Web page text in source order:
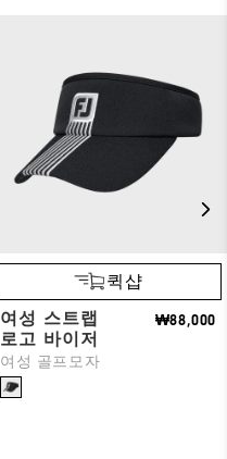
퀵샵
여성 스트랩
로고 바이저
여성 골프모자
₩88,000